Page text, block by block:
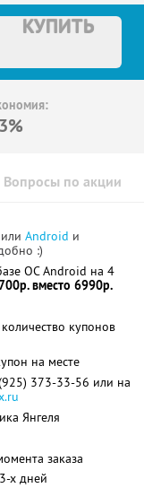
КУПИТЬ
Вопросы по акции
или Android и
:)
ОС Android на 4
вместо 6990р.
купонов
на месте
373-33-56 или на
Янгеля
заказа
х дней